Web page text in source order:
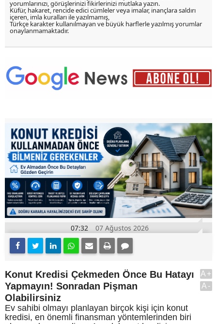
yorumlarınızı, görüşlerinizi fikirlerinizi mutlaka yazın.
Küfür, hakaret, rencide edici cümleler veya imalar, inançlara saldırı
içeren, imla kuralları ile yazılmamış,
Türkçe karakter kullanılmayan ve büyük harflerle yazılmış yorumlar
onaylanmamaktadır.
07:32 07 Ağustos 2026
Konut Kredisi Çekmeden Önce Bu Hatayı
Yapmayın! Sonradan Pişman
Olabilirsiniz
Ev sahibi olmayı planlayan birçok kişi için konut
kredisi, en önemli finansman yöntemlerinden biri
A+
A-